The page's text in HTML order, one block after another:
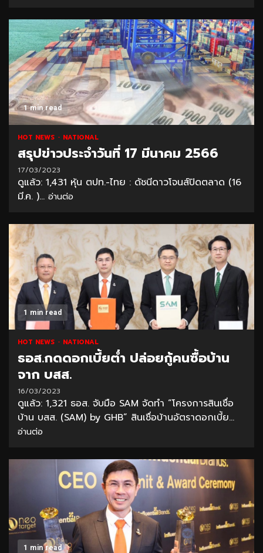
1 min read
HOT NEWS NATIONAL
สรุปข่าวประจำวันที่ 17 มีนาคม 2566
17/03/2023
ดูแล้ว: 1,431 หุ้น ตปท.-ไทย : ดัชนีดาวโจนส์ปิดตลาด (16
มี.ค. )... อ่านต่อ
1 min read
HOT NEWS NATIONAL
ธอส.กดดอกเบี้ยต่ำ ปล่อยกู้คนซื้อบ้าน
จาก บสส.
16/03/2023
ดูแล้ว: 1,321 ธอส. จับมือ SAM จัดทำ “โครงการสินเชื่อ
บ้าน บสส. (SAM) by GHB” สินเชื่อบ้านอัตราดอกเบี้ย...
อ่านต่อ
1 min read